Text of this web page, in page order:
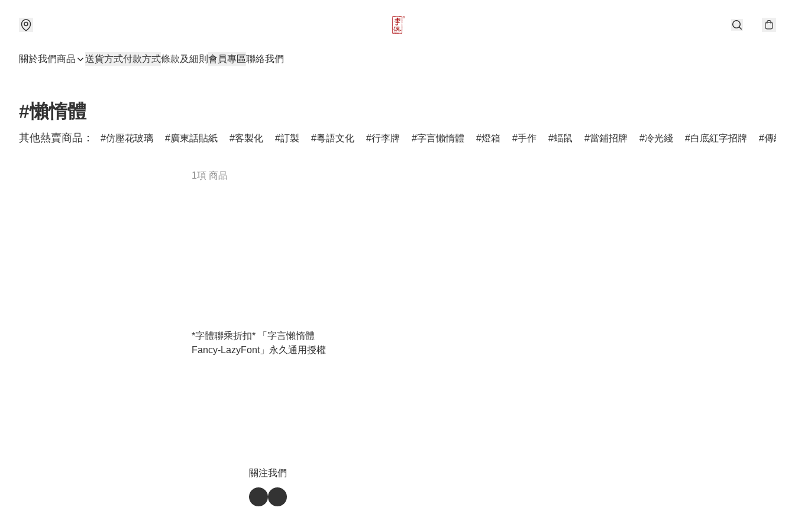
關於我們商品 送貨方式付款方式條款及細則 會員專區聯絡我們
#懶惰體
其他熱賣商品： 仿壓花玻璃 廣東話貼紙 客製化 訂製 粵語文化 行李牌 字言懶惰體 燈箱 手作 蝠鼠 當鋪招牌 冷光綫 白底紅字招牌 傳統招
1項 商品
*字體聯乘折扣* 「字言懶惰體
Fancy-LazyFont」永久通用授權
關注我們